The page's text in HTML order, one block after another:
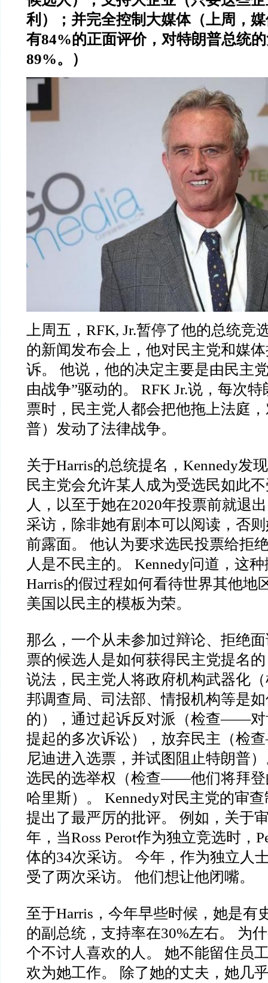
利）；并完全控制大媒体（上周，
有84%的正面评价，对特朗普总统
89%。）
上周五，RFK, Jr.暂停了他的总统竞
的新闻发布会上，他对民主党和媒
诉。 他说，他的决定主要是由民主
由战争”驱动的。 RFK Jr.说，每次
票时，民主党人都会把他拖上法庭
普）发动了法律战争。
关于Harris的总统提名，Kennedy发
民主党会允许某人成为受选民如此
人，以至于她在2020年投票前就退
采访，除非她有剧本可以阅读，否
前露面。 他认为要求选民投票给拒
人是不民主的。 Kennedy问道，这
Harris的假过程如何看待世界其他地
美国以民主的模板为荣。
那么，一个从未参加过辩论、拒绝
票的候选人是如何获得民主党提名
说法，民主党人将政府机构武器化
邦调查局、司法部、情报机构等是
的），通过起诉反对派（检查——对
提起的多次诉讼），放弃民主（检
尼迪进入选票，并试图阻止特朗普
选民的选举权（检查——他们将拜登
哈里斯）。 Kennedy对民主党的审
提出了最严厉的批评。 例如，关于
年，当Ross Perot作为独立竞选时，
体的34次采访。 今年，作为独立人
受了两次采访。 他们想让他闭嘴。
至于Harris，今年早些时候，她是有
的副总统，支持率在30%左右。 为
个不讨人喜欢的人。 她不能留住员
欢为她工作。 除了她的丈夫，她几